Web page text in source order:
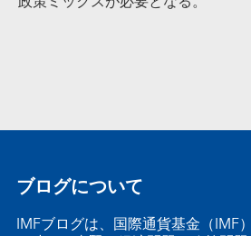
ブログについて
IMFブログは、国際通貨基金（IMF